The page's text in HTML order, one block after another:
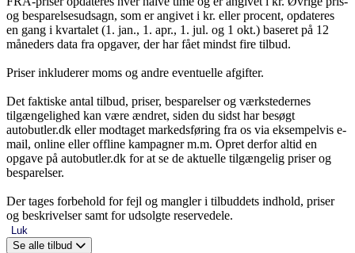
og besparelsesudsagn, som er angivet i kr. eller procent, opdateres
en gang i kvartalet (1. jan., 1. apr., 1. jul. og 1 okt.) baseret på 12
måneders data fra opgaver, der har fået mindst fire tilbud.
Priser inkluderer moms og andre eventuelle afgifter.
Det faktiske antal tilbud, priser, besparelser og værkstedernes
tilgængelighed kan være ændret, siden du sidst har besøgt
autobutler.dk eller modtaget markedsføring fra os via eksempelvis e-
mail, online eller offline kampagner m.m. Opret derfor altid en
opgave på autobutler.dk for at se de aktuelle tilgængelig priser og
besparelser.
Der tages forbehold for fejl og mangler i tilbuddets indhold, priser
og beskrivelser samt for udsolgte reservedele.
Luk
Se alle tilbud